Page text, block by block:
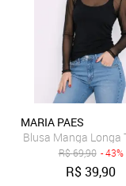
MARIA PAES
Blusa Manga Longa
R$69,90 - 43%
R$39,90